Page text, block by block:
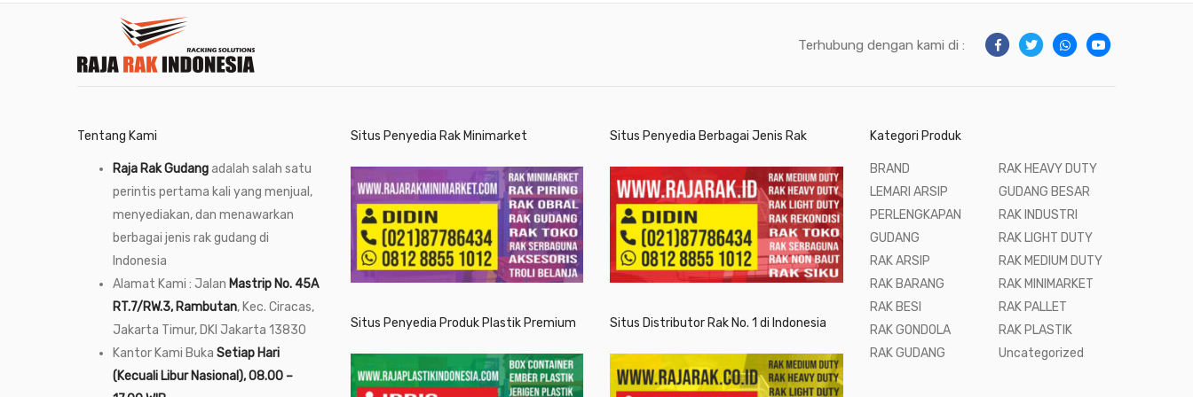
Terhubung dengan kami di :
Tentang Kami
Raja Rak Gudangadalah salah satu
perintis pertama kali yang menjual,
menyediakan, dan menawarkan
berbagai jenis rak gudang di
Indonesia
Alamat Kami : Jalan Mastrip No. 45A
RT.7/RW.3, Rambutan, Kec. Ciracas,
Jakarta Timur, DKI Jakarta 13830
Kantor Kami Buka Setiap Hari
(Kecuali Libur Nasional), 08.00 –
Situs Penyedia Rak Minimarket
Situs Penyedia Produk Plastik Premium
Situs Penyedia Berbagai Jenis Rak
Situs Distributor Rak No. 1 di Indonesia
Kategori Produk
BRAND
LEMARI ARSIP
PERLENGKAPAN
GUDANG
RAK ARSIP
RAK BARANG
RAK BESI
RAK GONDOLA
RAK GUDANG
RAK HEAVY DUTY
GUDANG BESAR
RAK INDUSTRI
RAK LIGHT DUTY
RAK MEDIUM DUTY
RAK MINIMARKET
RAK PALLET
RAK PLASTIK
Uncategorized